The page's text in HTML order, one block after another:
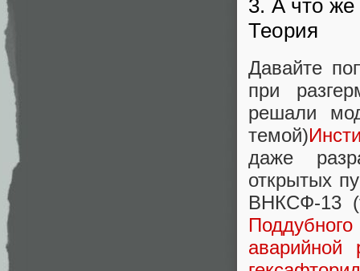
3. А что же
Теория
Давайте
при
решали
темой)
даже
открытых
ВНКСФ-13
аварийной